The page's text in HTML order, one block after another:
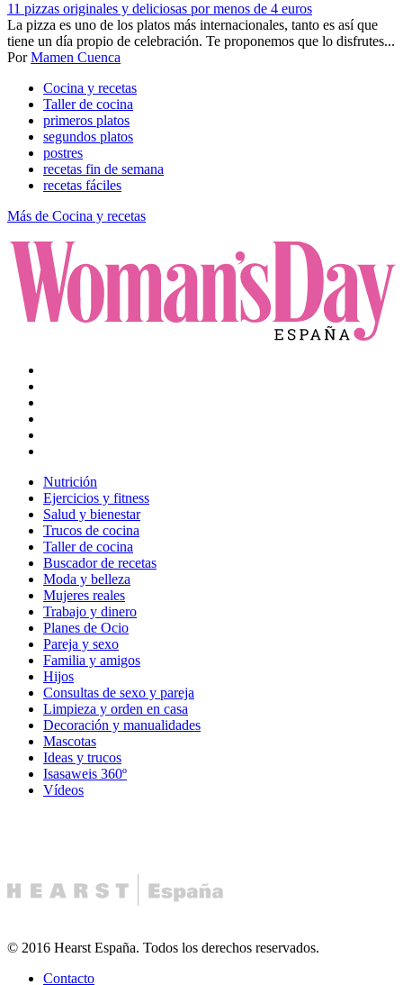
11 pizzas originales y deliciosas por menos de 4 euros
La pizza es uno de los platos más internacionales, tanto es así que
tiene un día propio de celebración. Te proponemos que lo disfrutes...
PorMamen Cuenca
Cocina y recetas
Taller de cocina
primeros platos
segundos platos
postres
recetas fin de semana
recetas fáciles
Más de Cocina y recetas
Nutrición
Ejercicios y fitness
Salud y bienestar
Trucos de cocina
Taller de cocina
Buscador de recetas
Moda y belleza
Mujeres reales
Trabajo y dinero
Planes de Ocio
Pareja y sexo
Familia y amigos
Hijos
Consultas de sexo y pareja
Limpieza y orden en casa
Decoración y manualidades
Mascotas
Ideas y trucos
Isasaweis 360º
Vídeos
© 2016 Hearst España. Todos los derechos reservados.
Contacto